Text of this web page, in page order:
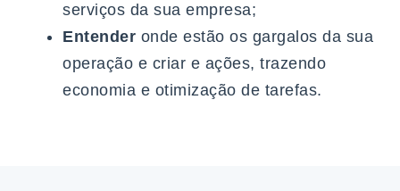
serviços da sua empresa;
Entender onde estão os gargalos da sua
operação e criar e ações, trazendo
economia e otimização de tarefas.